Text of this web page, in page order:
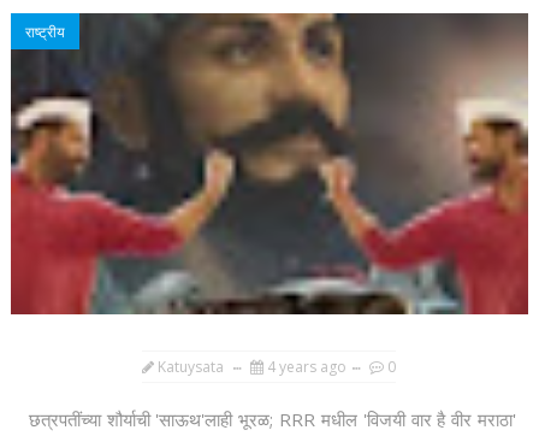
राष्ट्रीय
Katuysata 4 years ago 0
छत्रपतींच्या शौर्याची 'साऊथ'लाही भूरळ; RRR मधील 'विजयी वार है वीर मराठा'